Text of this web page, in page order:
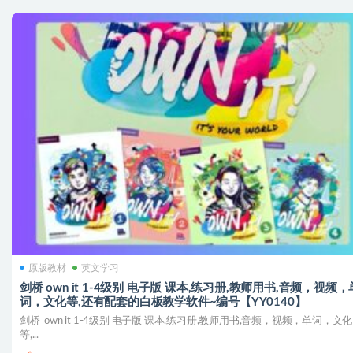
原版教材 英文学习
剑桥 own it 1-4级别 电子版 课本,练习册,教师用书,音频，视频，
词，文化等,还有配套的白板教学软件~编号【YY0140】
剑桥 own it 1-4级别 电子版 课本,练习册,教师用书,音频，视频，单词，文化
等,...